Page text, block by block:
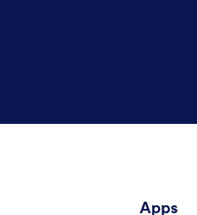
Apps